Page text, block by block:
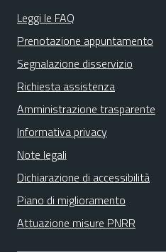
Leggi le FAQ
Prenotazione appuntamento
Segnalazione disservizio
Richiesta assistenza
Amministrazione trasparente
Informativa privacy
Note legali
Dichiarazione di accessibilità
Piano di miglioramento
Attuazione misure PNRR